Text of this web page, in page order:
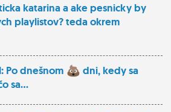
katarina a ake pesnicky by
playlistov? teda okrem
Po dnešnom
dni, kedy sa
sa...